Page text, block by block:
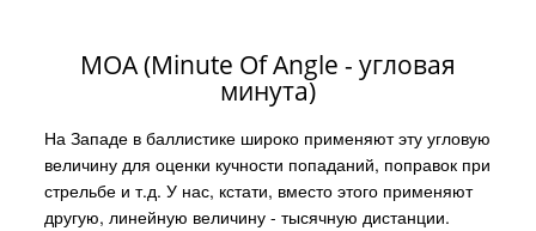
MOA (Minute Оf Angle - угловая
минута)
На Западе в баллистике широко применяют эту угловую
величину для оценки кучности попаданий, поправок при
стрельбе и т.д. У нас, кстати, вместо этого применяют
другую, линейную величину - тысячную дистанции.